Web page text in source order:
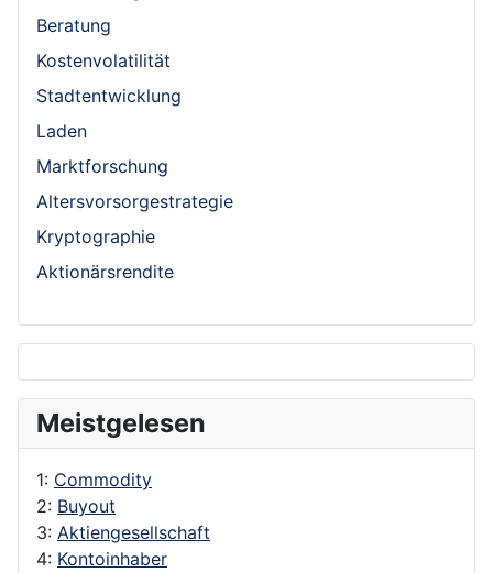
Beratung
Kostenvolatilität
Stadtentwicklung
Laden
Marktforschung
Altersvorsorgestrategie
Kryptographie
Aktionärsrendite
Meistgelesen
1: Commodity
2: Buyout
3: Aktiengesellschaft
4: Kontoinhaber